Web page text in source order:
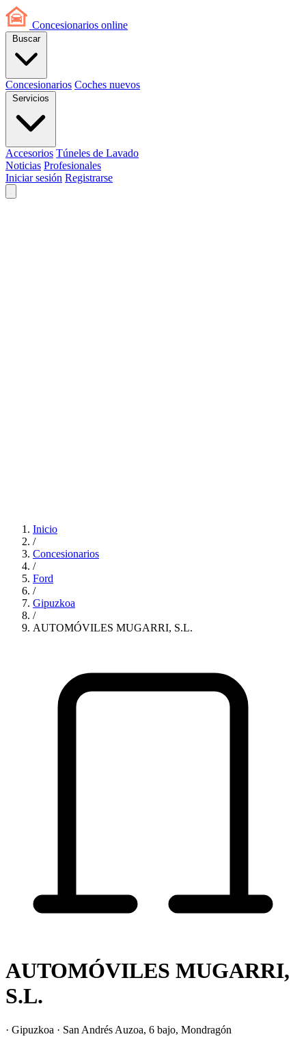
Concesionarios online
Buscar
Concesionarios Coches nuevos
Servicios
Accesorios Túneles de Lavado
Noticias Profesionales
Iniciar sesión Registrarse
Inicio
/
Concesionarios
/
Ford
/
Gipuzkoa
/
AUTOMÓVILES MUGARRI, S.L.
AUTOMÓVILES MUGARRI,
S.L.
· Gipuzkoa · San Andrés Auzoa, 6 bajo, Mondragón